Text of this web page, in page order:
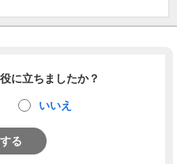
に立ちましたか？
いいえ
る